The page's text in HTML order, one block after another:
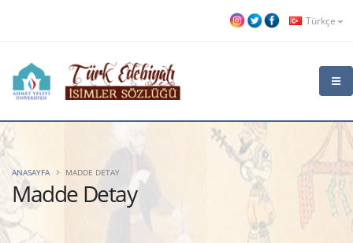
Türkçe
Madde Detay
ANASAYFA MADDE DETAY